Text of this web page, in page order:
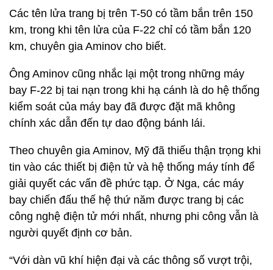
Các tên lửa trang bị trên T-50 có tầm bắn trên 150
km, trong khi tên lửa của F-22 chỉ có tầm bắn 120
km, chuyên gia Aminov cho biết.
Ông Aminov cũng nhắc lại một trong những máy
bay F-22 bị tai nạn trong khi hạ cánh là do hệ thống
kiểm soát của máy bay đã được đặt mã không
chính xác dẫn đến tự dao động bánh lái.
Theo chuyên gia Aminov, Mỹ đã thiếu thận trọng khi
tin vào các thiết bị điện tử và hệ thống máy tính để
giải quyết các vấn đề phức tạp. Ở Nga, các máy
bay chiến đấu thế hệ thứ năm được trang bị các
công nghệ điện tử mới nhất, nhưng phi công vẫn là
người quyết định cơ bản.
“Với dàn vũ khí hiện đại và các thông số vượt trội,